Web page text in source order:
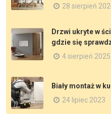
28 sierpień
Drzwi ukryte w
gdzie się
4 sierpień 2025
Biały montaż w
24 lipiec 2023